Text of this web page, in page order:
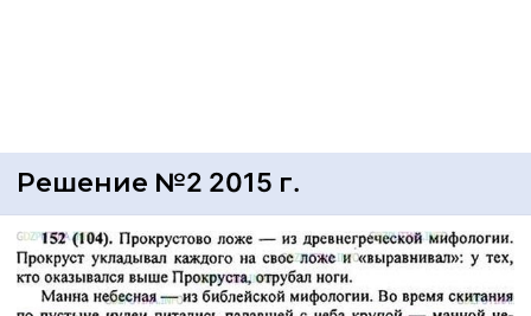
Решение №2 2015 г.